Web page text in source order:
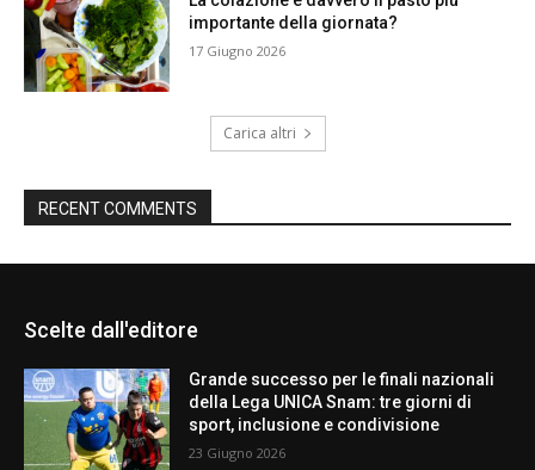
importante della giornata?
17 Giugno 2026
Carica altri
RECENT COMMENTS
Scelte dall'editore
Grande successo per le finali nazionali
della Lega UNICA Snam: tre giorni di
sport, inclusione e condivisione
23 Giugno 2026